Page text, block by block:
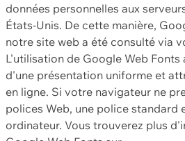
données personnelles aux
États-Unis. De cette manière,
notre site web a été consulté via
L'utilisation de Google Web Fonts
d'une présentation uniforme et
en ligne. Si votre navigateur ne
polices Web, une police standard
ordinateur. Vous trouverez plus